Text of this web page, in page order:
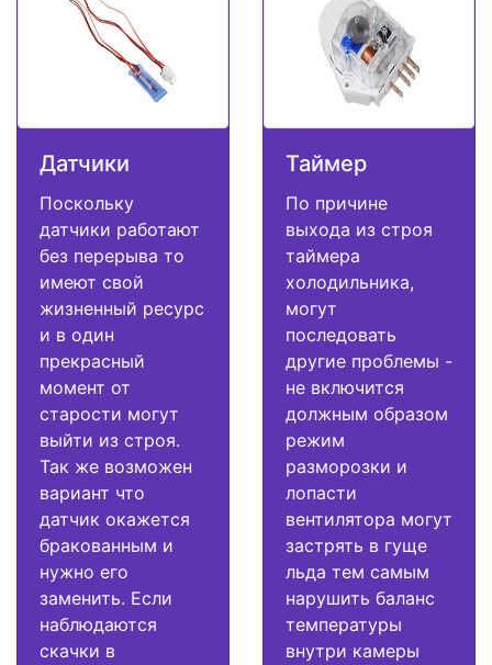
Датчики
Поскольку
датчики работают
без перерыва то
имеют свой
жизненный ресурс
и в один
прекрасный
момент от
старости могут
выйти из строя.
Так же возможен
вариант что
датчик окажется
бракованным и
нужно его
заменить. Если
наблюдаются
скачки в
Таймер
По причине
выхода из строя
таймера
холодильника,
могут
последовать
другие проблемы -
не включится
должным образом
режим
разморозки и
лопасти
вентилятора могут
застрять в гуще
льда тем самым
нарушить баланс
температуры
внутри камеры